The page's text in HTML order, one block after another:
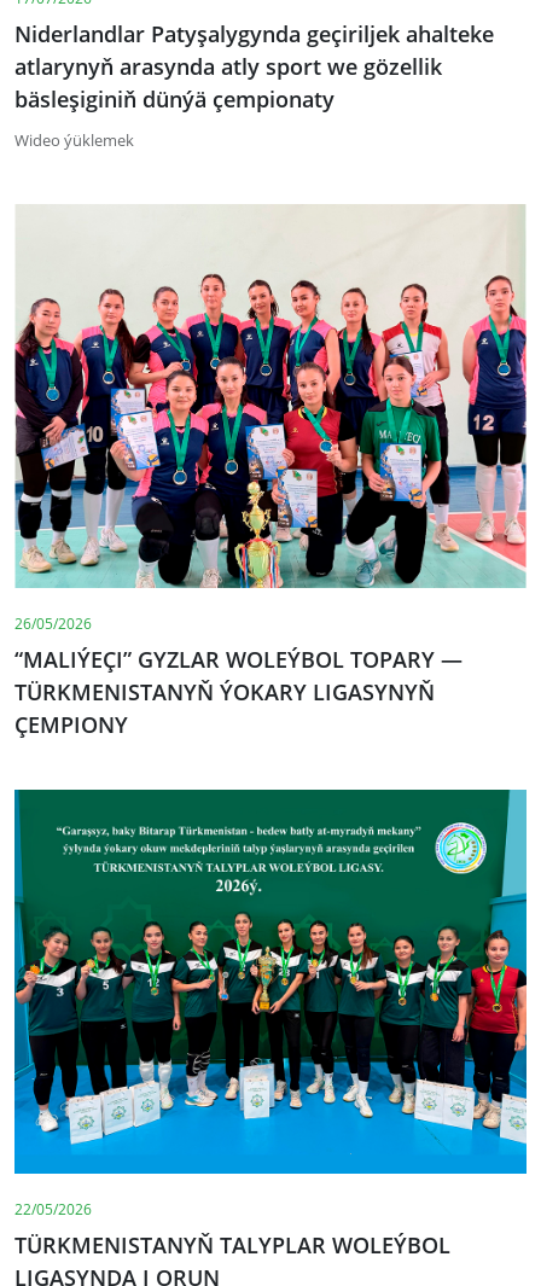
Niderlandlar Patyşalygynda geçiriljek ahalteke
atlarynyň arasynda atly sport we gözellik
bäsleşiginiň dünýä çempionaty
Wideo ýüklemek
26/05/2026
“MALIÝEÇI” GYZLAR WOLEÝBOL TOPARY —
TÜRKMENISTANYŇ ÝOKARY LIGASYNYŇ
ÇEMPIONY
22/05/2026
TÜRKMENISTANYŇ TALYPLAR WOLEÝBOL
LIGASYNDA I ORUN